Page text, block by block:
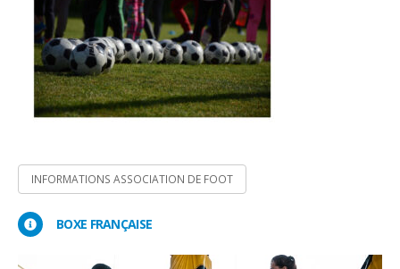
INFORMATIONS ASSOCIATION DE FOOT
BOXE FRANÇAISE